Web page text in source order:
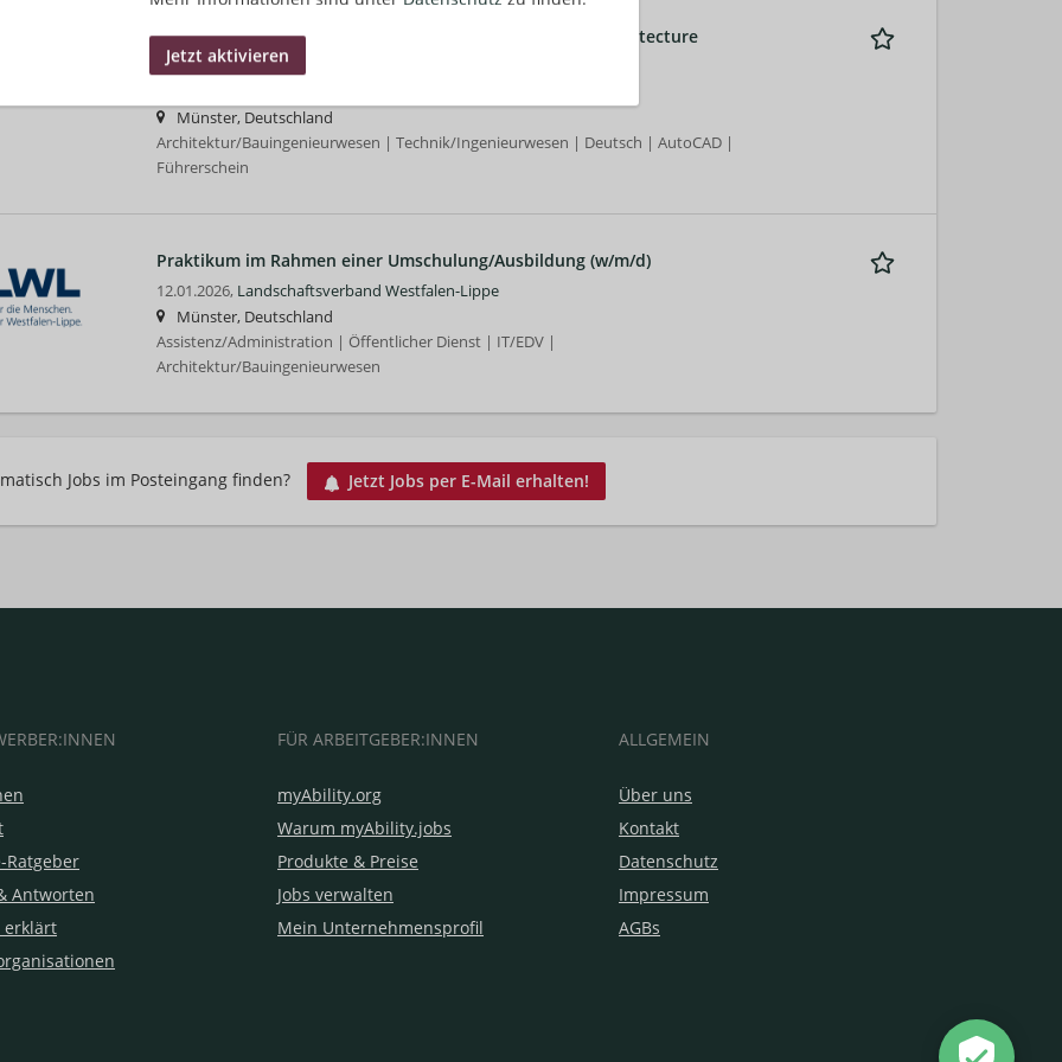
Architekt:in / Bauingenieur:in - Projektleitung Healing Architecture
(w/m/d)
Münster, Deutschland
Architektur/Bauingenieurwesen | Technik/Ingenieurwesen | Deutsch | AutoCAD |
Führerschein
Praktikum im Rahmen einer Umschulung/Ausbildung (w/m/d)
12.01.2026, Landschaftsverband Westfalen-Lippe
Münster, Deutschland
Assistenz/Administration | Öffentlicher Dienst | IT/EDV |
Architektur/Bauingenieurwesen
Jobs im Posteingang finden? Jetzt Jobs per E-Mail erhalten!
Ratgeber
Antworten
erklärt
FÜR ARBEITGEBER:INNEN
myAbility.org
Warum myAbility.jobs
Produkte & Preise
Jobs verwalten
Mein Unternehmensprofil
ALLGEMEIN
Über uns
Kontakt
Datenschutz
Impressum
AGBs